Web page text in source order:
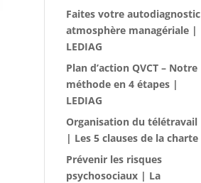
Faites votre autodiagnostic
atmosphère managériale |
LEDIAG
Plan d’action QVCT – Notre
méthode en 4 étapes |
LEDIAG
Organisation du télétravail
| Les 5 clauses de la charte
Prévenir les risques
psychosociaux | La